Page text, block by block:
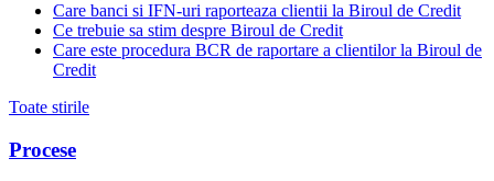
Care banci si IFN-uri raporteaza clientii la Biroul de Credit
Ce trebuie sa stim despre Biroul de Credit
Care este procedura BCR de raportare a clientilor la Biroul de
Credit
Toate stirile
Procese